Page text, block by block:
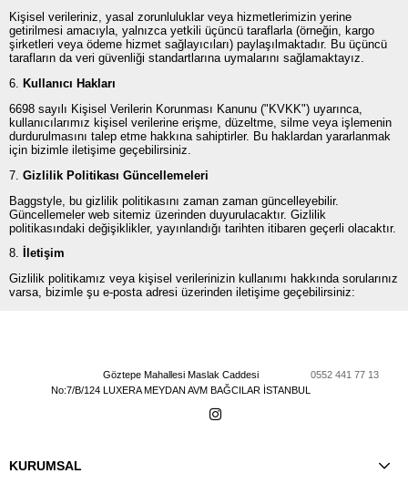
Kişisel verileriniz, yasal zorunluluklar veya hizmetlerimizin yerine
getirilmesi amacıyla, yalnızca yetkili üçüncü taraflarla (örneğin, kargo
şirketleri veya ödeme hizmet sağlayıcıları) paylaşılmaktadır. Bu üçüncü
tarafların da veri güvenliği standartlarına uymalarını sağlamaktayız.
6. Kullanıcı Hakları
6698 sayılı Kişisel Verilerin Korunması Kanunu ("KVKK") uyarınca,
kullanıcılarımız kişisel verilerine erişme, düzeltme, silme veya işlemenin
durdurulmasını talep etme hakkına sahiptirler. Bu haklardan yararlanmak
için bizimle iletişime geçebilirsiniz.
7. Gizlilik Politikası Güncellemeleri
Baggstyle, bu gizlilik politikasını zaman zaman güncelleyebilir.
Güncellemeler web sitemiz üzerinden duyurulacaktır. Gizlilik
politikasındaki değişiklikler, yayınlandığı tarihten itibaren geçerli olacaktır.
8.
İletişim
Gizlilik politikamız veya kişisel verilerinizin kullanımı hakkında sorularınız
varsa, bizimle şu e-posta adresi üzerinden iletişime geçebilirsiniz:
Göztepe Mahallesi Maslak Caddesi
No:7/B/124 LUXERA MEYDAN AVM BAĞCILAR İSTANBUL
0552 441 77 13
KURUMSAL